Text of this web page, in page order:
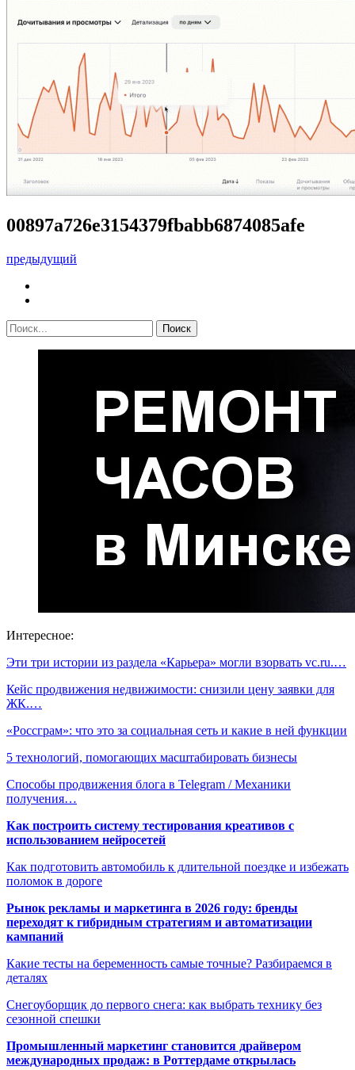
00897a726e3154379fbabb6874085afe
предыдущий
Интересное:
Эти три истории из раздела «Карьера» могли взорвать vc.ru.…
Кейс продвижения недвижимости: снизили цену заявки для
ЖК.…
«Россграм»: что это за социальная сеть и какие в ней функции
5 технологий, помогающих масштабировать бизнесы
Способы продвижения блога в Telegram / Механики
получения…
Как построить систему тестирования креативов с
использованием нейросетей
Как подготовить автомобиль к длительной поездке и избежать
поломок в дороге
Рынок рекламы и маркетинга в 2026 году: бренды
переходят к гибридным стратегиям и автоматизации
кампаний
Какие тесты на беременность самые точные? Разбираемся в
деталях
Снегоуборщик до первого снега: как выбрать технику без
сезонной спешки
Промышленный маркетинг становится драйвером
международных продаж: в Роттердаме открылась